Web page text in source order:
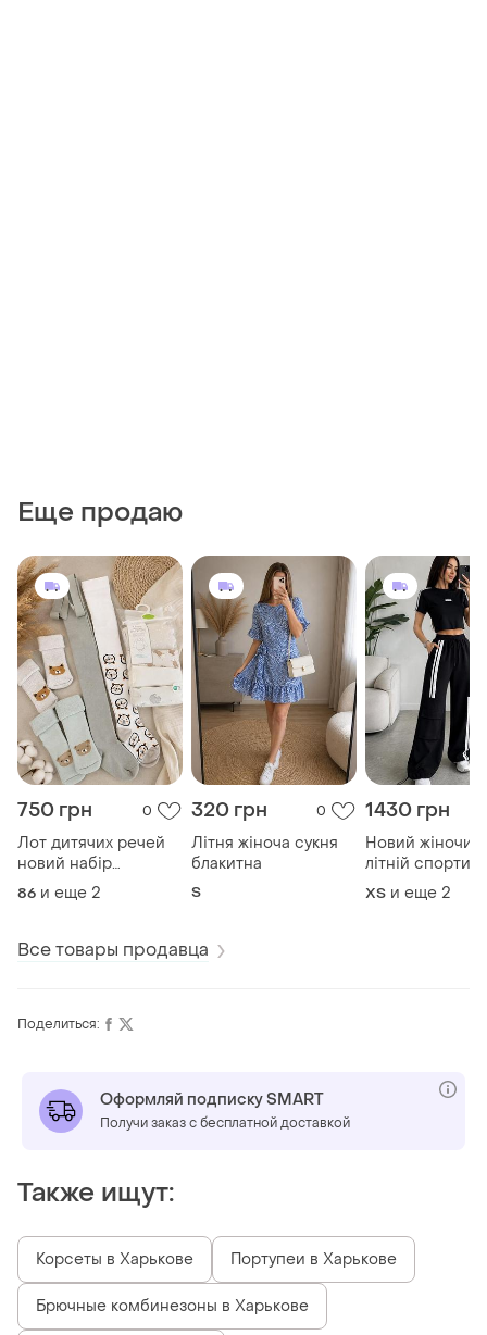
Еще продаю
750 грн 0
Лот дитячих речей
новий набір
шкарпетки колготки
бодіки боді 18-24
86 и еще 2
320 грн 0
Літня жіноча сукня
блакитна
S
1430 грн
Новий жіночий
літній
костюм
ХS и еще 2
Все товары продавца
Поделиться:
Оформляй подписку SMART
Получи заказ с бесплатной доставкой
Также ищут:
Корсеты в Харькове Портупеи в Харькове
Брючные комбинезоны в Харькове